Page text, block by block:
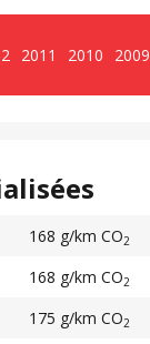
2011 2010
2009
168 g/km CO2
168 g/km CO2
175 g/km CO2